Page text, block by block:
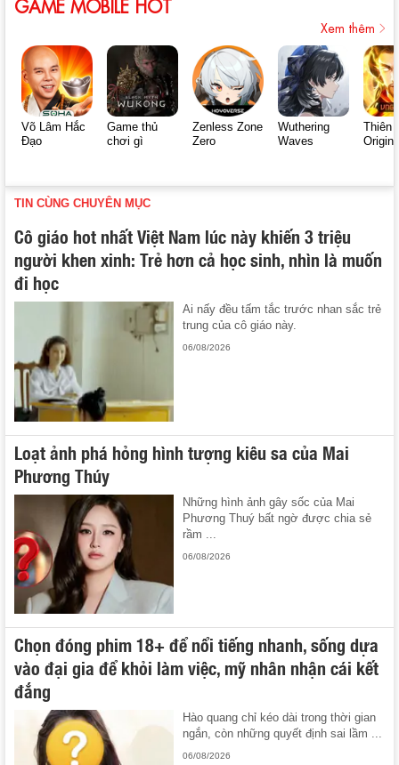
GAME MOBILE HOT
Xem thêm
Võ Lâm Hắc
Đạo
Game thủ
chơi gì
Zenless Zone
Zero
Wuthering
Waves
Thiên
Origin
TIN CÙNG CHUYÊN MỤC
Cô giáo hot nhất Việt Nam lúc này khiến 3 triệu
người khen xinh: Trẻ hơn cả học sinh, nhìn là muốn
đi học
Ai nấy đều tấm tắc trước nhan sắc trẻ
trung của cô giáo này.
06/08/2026
Loạt ảnh phá hỏng hình tượng kiêu sa của Mai
Phương Thúy
Những hình ảnh gây sốc của Mai
Phương Thuý bất ngờ được chia sẻ
rầm ...
06/08/2026
Chọn đóng phim 18+ để nổi tiếng nhanh, sống dựa
vào đại gia để khỏi làm việc, mỹ nhân nhận cái kết
đắng
Hào quang chỉ kéo dài trong thời gian
ngắn, còn những quyết định sai lầm ...
06/08/2026